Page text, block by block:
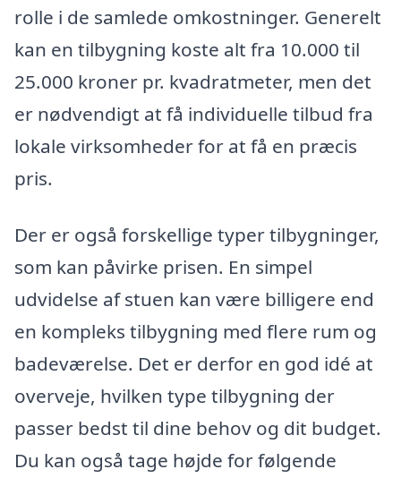
rolle i de samlede omkostninger. Generelt
kan en tilbygning koste alt fra 10.000 til
25.000 kroner pr. kvadratmeter, men det
er nødvendigt at få individuelle tilbud fra
lokale virksomheder for at få en præcis
pris.
Der er også forskellige typer tilbygninger,
som kan påvirke prisen. En simpel
udvidelse af stuen kan være billigere end
en kompleks tilbygning med flere rum og
badeværelse. Det er derfor en god idé at
overveje, hvilken type tilbygning der
passer bedst til dine behov og dit budget.
Du kan også tage højde for følgende